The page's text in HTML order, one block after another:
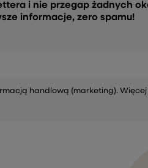
i nie przegap żadnych
informacje, zero spamu!
handlową (marketing). Więcej